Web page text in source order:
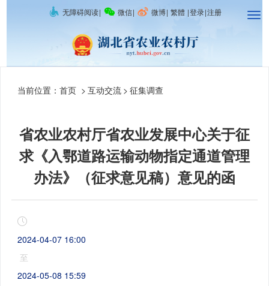
无障碍阅读| 微信| 微博| 繁體 |登录|注册
当前位置： 首页 > 互动交流 > 征集调查
省农业农村厅省农业发展中心关于征
求《入鄂道路运输动物指定通道管理
办法》（征求意见稿）意见的函
2024-04-07 16:00
至
2024-05-08 15:59